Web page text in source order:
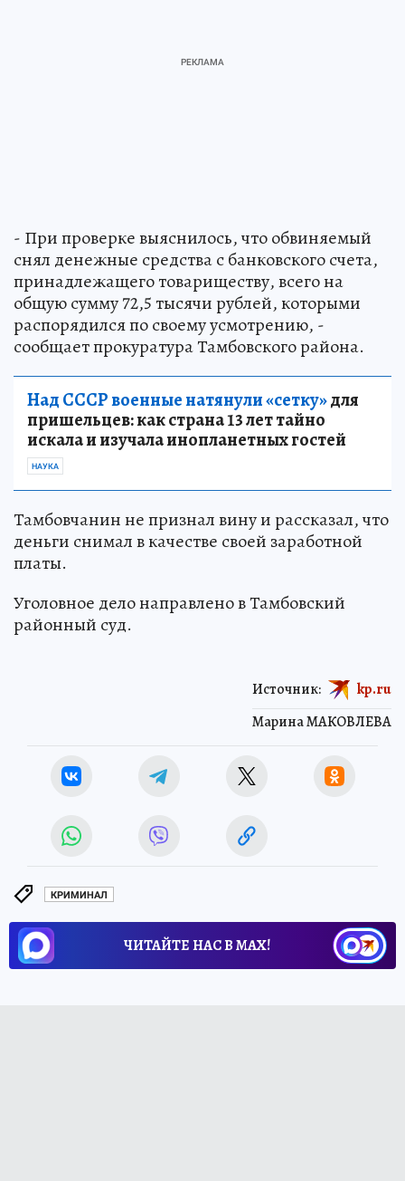
- При проверке выяснилось, что обвиняемый
снял денежные средства с банковского счета,
принадлежащего товариществу, всего на
общую сумму 72,5 тысячи рублей, которыми
распорядился по своему усмотрению, -
сообщает прокуратура Тамбовского района.
Над СССР военные натянули «сетку»для
пришельцев: как страна 13 лет тайно
искала и изучала инопланетных гостей
НАУКА
Тамбовчанин не признал вину и рассказал, что
деньги снимал в качестве своей заработной
платы.
Уголовное дело направлено в Тамбовский
районный суд.
Марина МАКОВЛЕВА
Источник: kp.ru
КРИМИНАЛ
ЧИТАЙТЕ НАС В МАХ!